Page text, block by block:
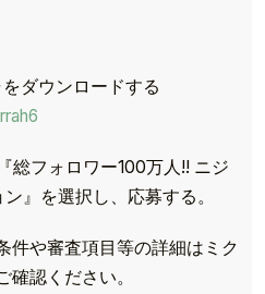
ダウンロードする
総フォロワー100万人!! ニジ
』を選択し、応募する。
件や審査項目等の詳細はミク
認ください。